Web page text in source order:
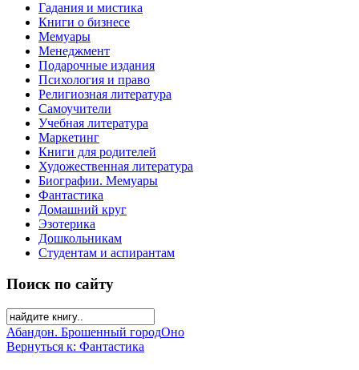
Гадания и мистика
Книги о бизнесе
Мемуары
Менеджмент
Подарочные издания
Психология и право
Религиозная литература
Самоучители
Учебная литература
Маркетинг
Книги для родителей
Художественная литература
Биографии. Мемуары
Фантастика
Домашний круг
Эзотерика
Дошкольникам
Студентам и аспирантам
Поиск по сайту
Абандон. Брошенный городОно
Вернуться к: Фантастика